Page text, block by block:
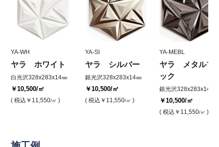
YA-WH
ヤラ ホワイト
白光沢328x283x14㎜
￥10,500/㎡
( 税込 ￥11,550/㎡ )
YA-SI
ヤラ シルバー
銀光沢328x283x14㎜
￥10,500/㎡
( 税込 ￥11,550/㎡ )
YA-MEBL
ヤラ メタルブ
ック
銀光沢328x283x14㎜
￥10,500/㎡
( 税込 ￥11,550/㎡ )